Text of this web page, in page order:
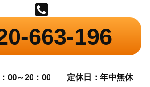
663-196
00～20：00 定休日：年中無休